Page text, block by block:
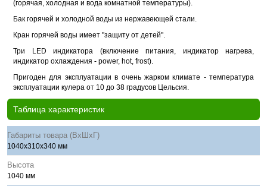
(горячая, холодная и вода комнатной температуры).
Бак горячей и холодной воды из нержавеющей стали.
Кран горячей воды имеет "защиту от детей".
Три LED индикатора (включение питания, индикатор нагрева,
индикатор охлаждения - power, hot, frost).
Пригоден для эксплуатации в очень жарком климате - температура
эксплуатации кулера от 10 до 38 градусов Цельсия.
Таблица характеристик
Габариты товара (ВхШхГ)
1040x310x340 мм
Высота
1040 мм